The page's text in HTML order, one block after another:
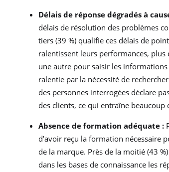
Délais de réponse dégradés à
délais de résolution des problèmes
tiers (39 %) qualifie ces délais de
ralentissent leurs performances, plus
une autre pour saisir les
ralentie par la nécessité de
des personnes interrogées déclare
des clients, ce qui entraîne beaucoup
Absence de formation adéquate :
d’avoir reçu la formation nécessaire
de la marque. Près de la moitié (43
dans les bases de connaissance les